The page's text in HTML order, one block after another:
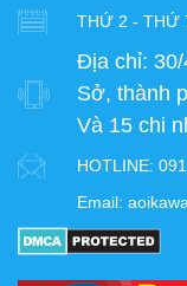
THỨ 2 - THỨ
Địa chỉ:
Sở, thành
Và 15 chi
HOTLINE:
Email: